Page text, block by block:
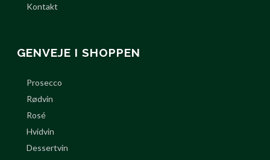
Kontakt
GENVEJE I SHOPPEN
Prosecco
Rødvin
Rosé
Hvidvin
Dessertvin